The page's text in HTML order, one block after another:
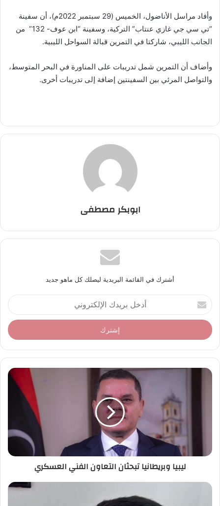
وأفاد مراسل الأناضول، الخميس (29 سبتمبر 2022م)، أن سفينة
“تي سي جي غازي عنتاب” التركية، وسفينة “ابن عوف- 132” من
الجانب الليبي، شاركتا في التمرين قبالة السواحل الليبية.
وأضاف أن التمرين شمل تدريبات على المناورة في البحر المتوسط،
والتواصل المرئي بين السفينتين إضافة إلى تدريبات أخرى.
ابوبكر مصطفى
أشترك في القائمة البريدية ليصلك كل ماهو جديد
أ
د
خ
ل
ر
د
ر
ي
ليبيا وبريطانيا تبحثان التعاون الفني العسكري